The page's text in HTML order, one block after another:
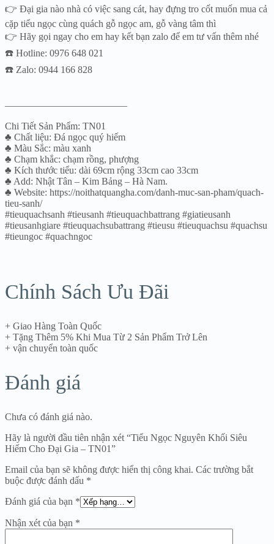
👉 Đại gia nào nhà có việc sang cát, hay đựng tro cốt muốn mua cả
cặp tiểu ngọc cùng quách gỗ ngọc am, gỗ vàng tâm thì
👉 Hãy gọi ngay cho em hay kết bạn zalo để em tư vấn thêm nhé
☎️ Hotline: 0976 648 021
☎️ Zalo: 0944 166 828
————————————–
Chi Tiết Sản Phẩm: TN01
♣ Chất liệu: Đá ngọc quý hiếm
♣ Màu Sắc: màu xanh
♣ Chạm khắc: chạm rồng, phượng
♣ Kích thước tiểu: dài 69cm rộng 33cm cao 33cm
♣ Add: Nhật Tân – Kim Bảng – Hà Nam.
♣ Website: https://noithatquangha.com/danh-muc-san-pham/quach-
tieu-sanh/
#tieuquachsanh #tieusanh #tieuquachbattrang #giatieusanh
#tieusanhgiare #tieuquachsubattrang #tieusu #tieuquachsu #quachsu
#tieungoc #quachngoc
Chính Sách Ưu Đãi
+ Giao Hàng Toàn Quốc
+ Tặng Thêm 5% Khi Mua Từ 2 Sản Phẩm Trở Lên
+ vận chuyển toàn quốc
Đánh giá
Chưa có đánh giá nào.
Hãy là người đầu tiên nhận xét “Tiểu Ngọc Nguyên Khối Siêu
Hiếm Cho Đại Gia – TN01”
Email của bạn sẽ không được hiển thị công khai. Các trường bắt
buộc được đánh dấu *
Đánh giá của bạn *
Nhận xét của bạn *